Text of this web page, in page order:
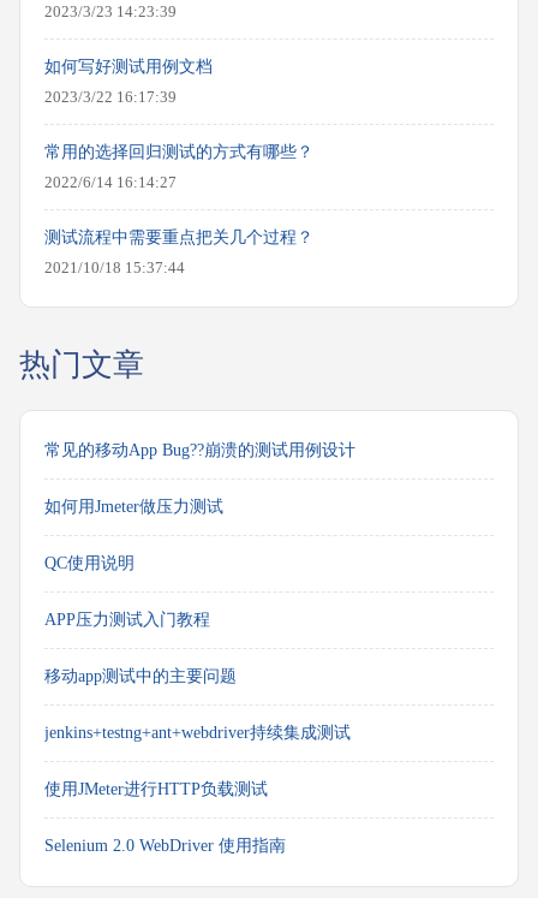
2023/3/23 14:23:39
如何写好测试用例文档
2023/3/22 16:17:39
常用的选择回归测试的方式有哪些？
2022/6/14 16:14:27
测试流程中需要重点把关几个过程？
2021/10/18 15:37:44
热门文章
常见的移动App Bug??崩溃的测试用例设计
如何用Jmeter做压力测试
QC使用说明
APP压力测试入门教程
移动app测试中的主要问题
jenkins+testng+ant+webdriver持续集成测试
使用JMeter进行HTTP负载测试
Selenium 2.0 WebDriver 使用指南